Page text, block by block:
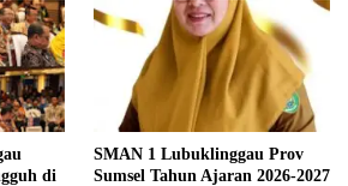
Kabupaten Musi Rawas Tahun
Anggaran 2025.
di
SMAN 1 Lubuklinggau Prov
Sumsel Tahun Ajaran 2026-2027